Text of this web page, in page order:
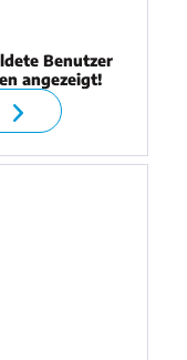
Benutzer
angezeigt!